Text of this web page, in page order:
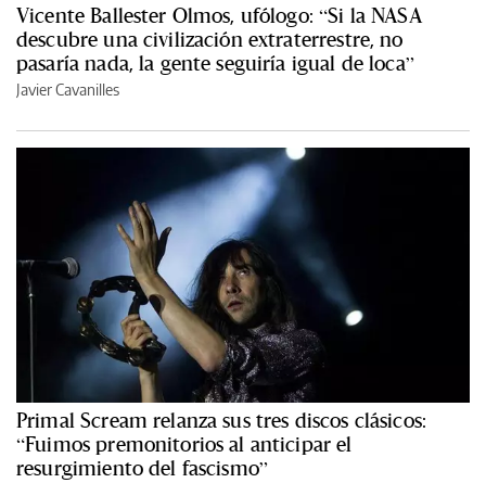
Vicente Ballester Olmos, ufólogo: “Si la NASA
descubre una civilización extraterrestre, no
pasaría nada, la gente seguiría igual de loca”
Javier Cavanilles
Primal Scream relanza sus tres discos clásicos:
“Fuimos premonitorios al anticipar el
resurgimiento del fascismo”